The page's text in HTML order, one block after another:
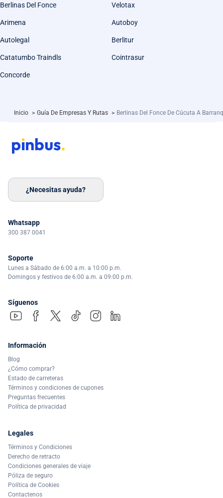
Berlinas Del Fonce Velotax
Arimena Autoboy
Autolegal Berlitur
Catatumbo Traindls Cointrasur
Concorde
Inicio > Guía De Empresas Y Rutas > Berlinas Del Fonce De Cúcuta A
¿Necesitas ayuda?
Whatsapp
300 387 0041
Soporte
Lunes a Sábado de 6:00 a.m. a 10:00 p.m.
Domingos y festivos de 6:00 a.m. a 09:00 p.m.
Síguenos
Información
Blog
¿Cómo comprar?
Estado de carreteras
Términos y condiciones de cupones
Preguntas frecuentes
Política de privacidad
Legales
Términos y Condiciones
Derecho de retracto
Condiciones generales de viaje
Póliza de seguro
Política de Cookies
Contactenos